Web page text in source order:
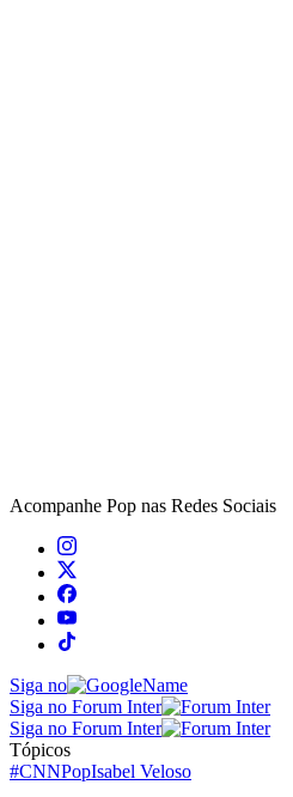
Acompanhe Pop nas Redes Sociais
Siga no
Siga no Forum Inter
Siga no Forum Inter
Tópicos
#CNNPopIsabel Veloso